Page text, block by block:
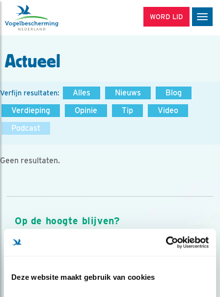
Deze website maakt gebruik van cookies
WORD LID
Actueel
Verfijn resultaten: Alles Nieuws
Blog
Verdieping
Opinie Tip
Video
Podcast
Geen resultaten.
Op de hoogte blijven?
Meld je aan en ontvang nieuws, inspiratie, acties en tips
over vogels en activiteiten van Vogelbescherming.